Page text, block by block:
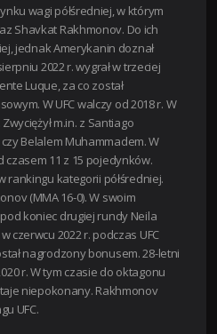
wagi półśredniej, w którym
Shavkat Rakhmonov. Do ich
jednak Amerykanin doznał
2022 r. wygrał w trzeciej
Luque, za co został
W UFC walczy od 2018 r. W
m.in. z Santiago
czy Belalem Muhammadem. W
czasem 11 z 15 pojedynków.
rankingu kategorii półśredniej.
(MMA 16-0). W swoim
koniec drugiej rundy Neila
czerwcu 2022 r. podczas UFC
nagrodzony bonusem. 28-letni
r. W tym czasie do oktagonu
niepokonany. Rakhmonov
UFC.